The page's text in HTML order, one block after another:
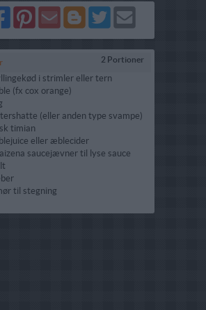
Del
på
Pinterest
Send
via
GMail
Del
på
Blogger
Del
på
Twitter
Send
2 Portioner
i strimler eller tern
(fx cox orange)
(eller anden type svampe)
timian
eller æblecider
saucejævner til lyse sauce
til stegning